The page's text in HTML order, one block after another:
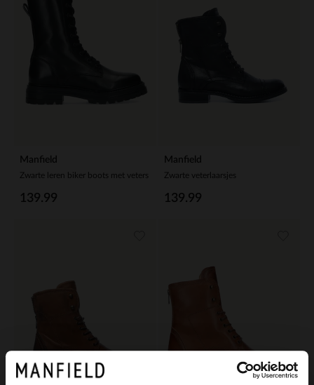
Manfield
Zwarte leren biker boots met veters
139.99
Manfield
Zwarte veterlaarsjes
139.99